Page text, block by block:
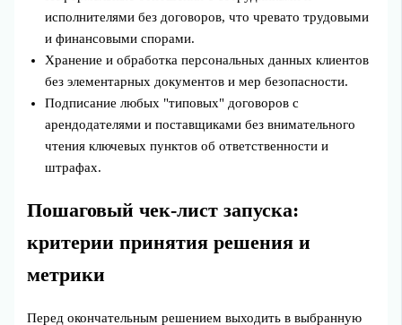
исполнителями без договоров, что чревато трудовыми
и финансовыми спорами.
Хранение и обработка персональных данных клиентов
без элементарных документов и мер безопасности.
Подписание любых "типовых" договоров с
арендодателями и поставщиками без внимательного
чтения ключевых пунктов об ответственности и
штрафах.
Пошаговый чек-лист запуска:
критерии принятия решения и
метрики
Перед окончательным решением выходить в выбранную